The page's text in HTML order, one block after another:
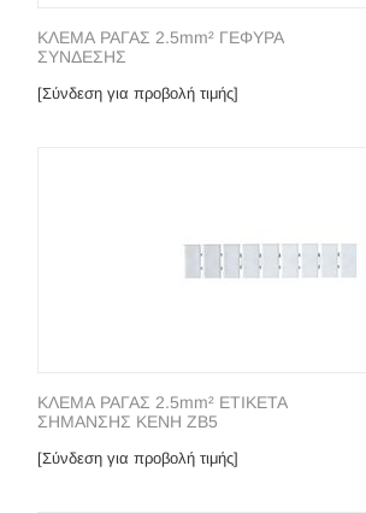
ΚΛΕΜΑ ΡΑΓΑΣ 2.5mm² ΓΕΦΥΡΑ
ΣΥΝΔΕΣΗΣ
[Σύνδεση για προβολή τιμής]
ΚΛΕΜΑ ΡΑΓΑΣ 2.5mm² ΕΤΙΚΕΤΑ
ΣΗΜΑΝΣΗΣ ΚΕΝΗ ZB5
[Σύνδεση για προβολή τιμής]